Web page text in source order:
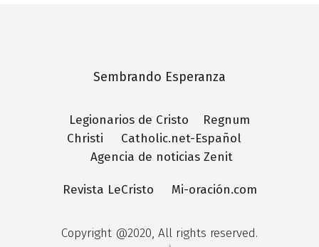
Sembrando Esperanza
Legionarios de Cristo Regnum
Christi
Catholic.net-Español
Agencia de noticias Zenit
Revista LeCristo Mi-oración.com
Copyright @2020, All rights reserved.